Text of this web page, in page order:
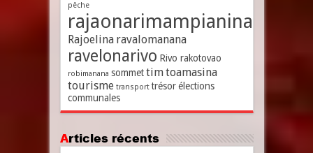
pêche
rajaonarimampianina
Rajoelina ravalomanana
ravelonarivo Rivo rakotovao
robimanana sommet timtoamasina
tourisme transport trésor élections
communales
Articles récents